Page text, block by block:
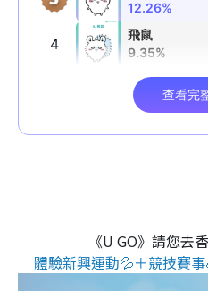
《U GO》請您去
體驗新興運動💦＋競技賽